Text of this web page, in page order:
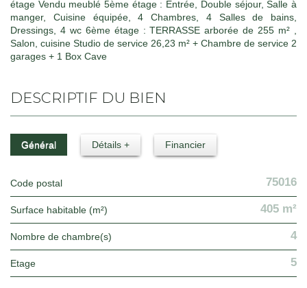
étage Vendu meublé 5ème étage : Entrée, Double séjour, Salle à
manger, Cuisine équipée, 4 Chambres, 4 Salles de bains,
Dressings, 4 wc 6ème étage : TERRASSE arborée de 255 m² ,
Salon, cuisine Studio de service 26,23 m² + Chambre de service 2
garages + 1 Box Cave
DESCRIPTIF DU BIEN
Général Détails + Financier
Code postal 75016
Surface habitable (m²) 405 m²
Nombre de chambre(s) 4
Etage 5